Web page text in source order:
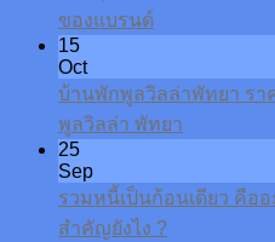
ของแบรนด์
15
Oct
บ้านพักพูลวิลล่าพัทยา รา
พูลวิลล่า พัทยา
25
Sep
รวมหนี้เป็นก้อนเดียว คือ
สำคัญยังไง ?